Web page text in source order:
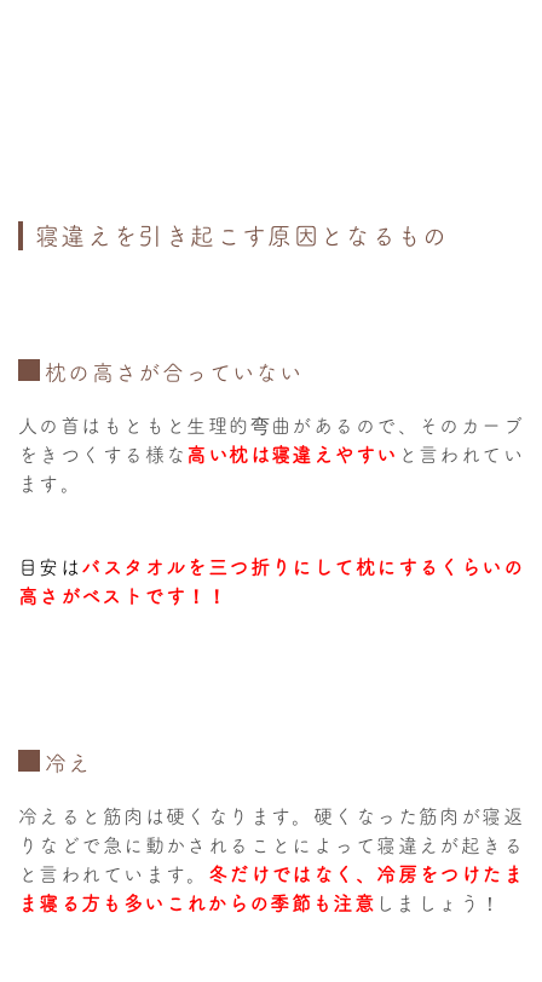
寝違えを引き起こす原因となるもの
枕の高さが合っていない
人の首はもともと生理的弯曲があるので、そのカーブ
をきつくする様な高い枕は寝違えやすい と言われてい
ます。
目安はバスタオルを三つ折りにして枕にするくらいの
高さがベストです！！
冷え
冷えると筋肉は硬くなります。硬くなった筋肉が寝返
りなどで急に動かされることによって寝違えが起 きる
と言われています。 冬だけではなく、冷房をつけたま
ま寝る方も多いこれからの季節も注意 しましょう！